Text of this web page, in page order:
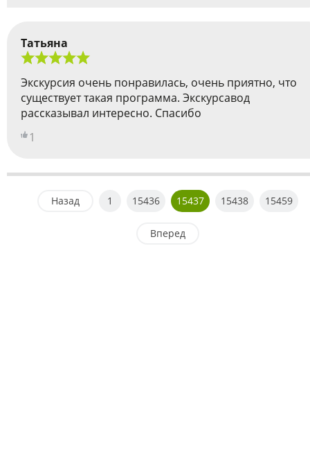
Татьяна
Экскурсия очень понравилась, очень приятно, что
существует такая программа. Экскурсавод
рассказывал интересно. Спасибо
1
Назад 1 15436 15437 15438 15459
Вперед